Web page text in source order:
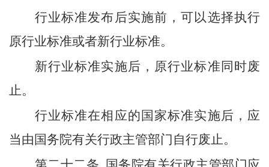
行业标准发布后实施前，可以选择执行
原行业标准或者新行业标准。
新行业标准实施后，原行业标准同时废
止。
行业标准在相应的国家标准实施后，应
当由国务院有关行政主管部门自行废止。